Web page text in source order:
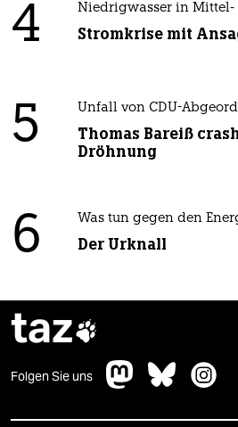
4 Niedrigwasser in Mittel-
Stromkrise mit
5 Unfall von CDU-
Thomas Bareiß
Dröhnung
6 Was tun gegen den
Der Urknall
taz
Folgen Sie uns